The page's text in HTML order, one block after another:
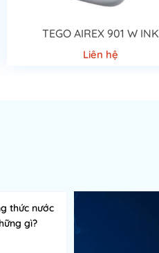
TEGO AIREX 901 W INK
Liên hệ
thức nước
gì?